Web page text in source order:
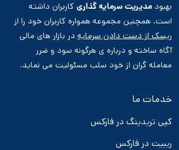
بهبود مدیریت سرمایه گذاری کاربران داشته
است. همچنین مجموعه همواره کاربران خود را از
ریسک از دست دادن سرمایه در بازار های مالی
آگاه ساخته و درباره ی هرگونه سود و ضرر
معامله گران از خود سلب مسئولیت می نماید.
خدمات ما
کپی تریدینگ در فارکس
ریبیت در فارکس